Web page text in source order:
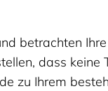
betrachten
dass keine
zu Ihrem